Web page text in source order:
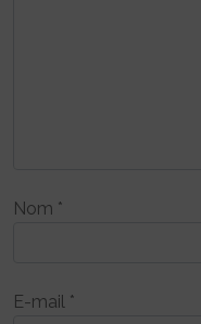
Nom *
E-mail *